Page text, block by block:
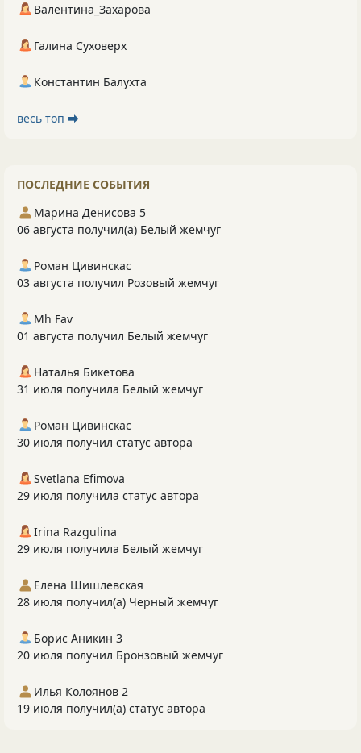
Валентина_Захарова
Галина Суховерх
Константин Балухта
весь топ ⮕
ПОСЛЕДНИЕ СОБЫТИЯ
Марина Денисова 5
06 августа получил(а) Белый жемчуг
Роман Цивинскас
03 августа получил Розовый жемчуг
Mh Fav
01 августа получил Белый жемчуг
Наталья Бикетова
31 июля получила Белый жемчуг
Роман Цивинскас
30 июля получил статус автора
Svetlana Efimova
29 июля получила статус автора
Irina Razgulina
29 июля получила Белый жемчуг
Елена Шишлевская
28 июля получил(а) Черный жемчуг
Борис Аникин 3
20 июля получил Бронзовый жемчуг
Илья Колоянов 2
19 июля получил(а) статус автора